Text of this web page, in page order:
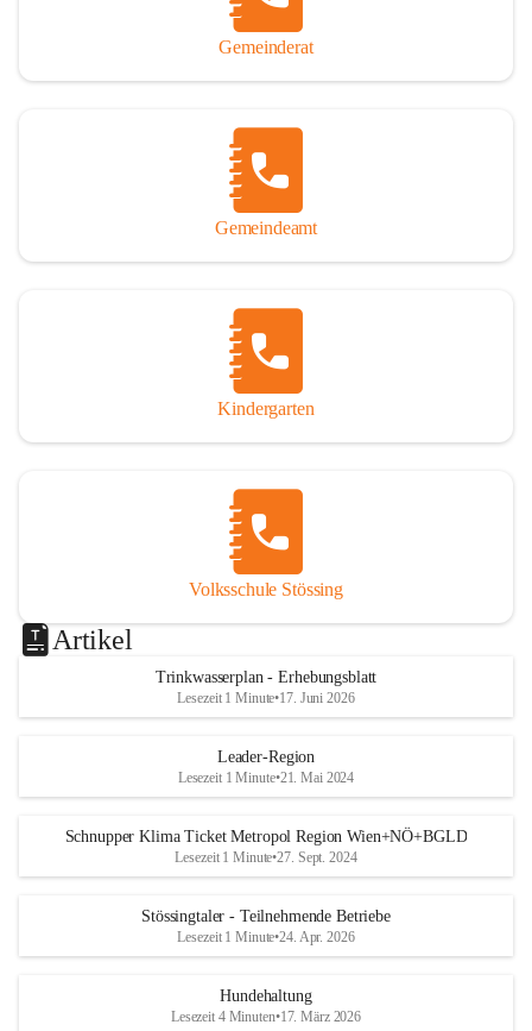
Gemeinderat
Gemeindeamt
Kindergarten
Volksschule Stössing
Artikel
Trinkwasserplan - Erhebungsblatt
Lesezeit 1 Minute•17. Juni 2026
Leader-Region
Lesezeit 1 Minute•21. Mai 2024
Schnupper Klima Ticket Metropol Region Wien+NÖ+BGLD
Lesezeit 1 Minute•27. Sept. 2024
Stössingtaler - Teilnehmende Betriebe
Lesezeit 1 Minute•24. Apr. 2026
Hundehaltung
Lesezeit 4 Minuten•17. März 2026